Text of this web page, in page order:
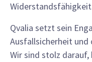
Qvalia setzt sein
Ausfallsicherheit
Wir sind stolz darauf,